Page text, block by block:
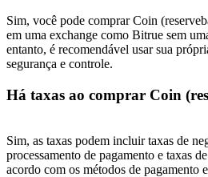
Mais eventos
Ganhe prêmios e recompensas
Conecte-seInscrever-se
Sim, você pode comprar Coin
em uma exchange como Bitrue sem
entanto, é recomendável usar sua
segurança e controle.
Há taxas ao comprar Coin
Sim, as taxas podem incluir taxas de
processamento de pagamento e taxas
acordo com os métodos de pagamento